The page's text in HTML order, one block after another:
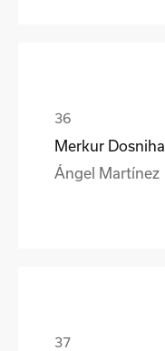
Merkur Dosniha
Ángel Martínez